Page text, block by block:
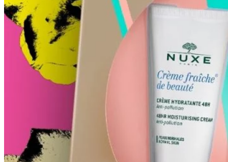
Ekonomika obchod a doprava
Košický kraj
Tipy
Cyklistika
Podujatia
Výstava
Galéria
Fašiangy
Ubytovanie
Pobyty